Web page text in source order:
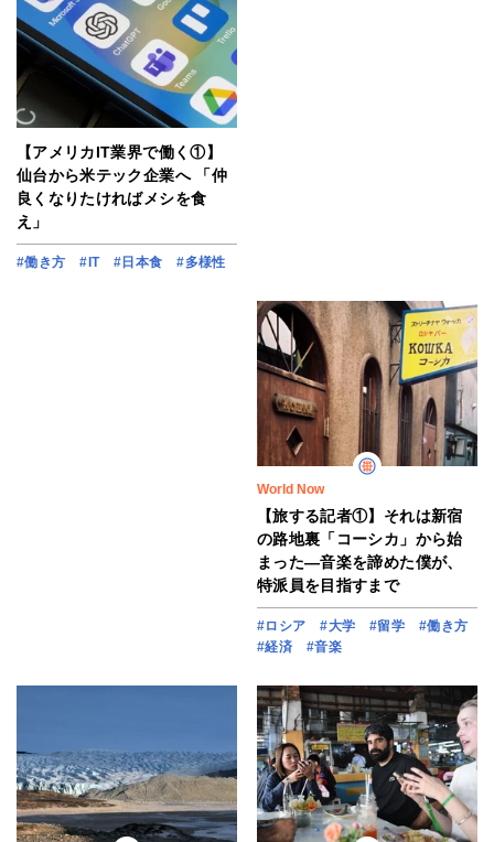
【アメリカIT業界で働く①】
仙台から米テック企業へ 「仲
良くなりたければメシを食
え」
#働き方 #IT #日本食 #多様性
World Now
【旅する記者①】それは新宿
の路地裏「コーシカ」から始
まった―音楽を諦めた僕が、
特派員を目指すまで
#ロシア #大学 #留学
#働き方
#経済
#音楽